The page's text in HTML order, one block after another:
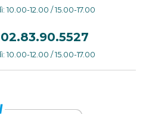
12.00 / 15.00-17.00
02.83.90.5527
12.00 / 15.00-17.00